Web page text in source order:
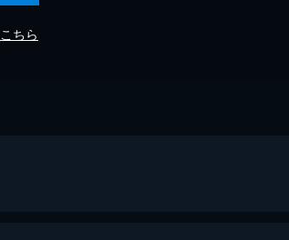
こちら